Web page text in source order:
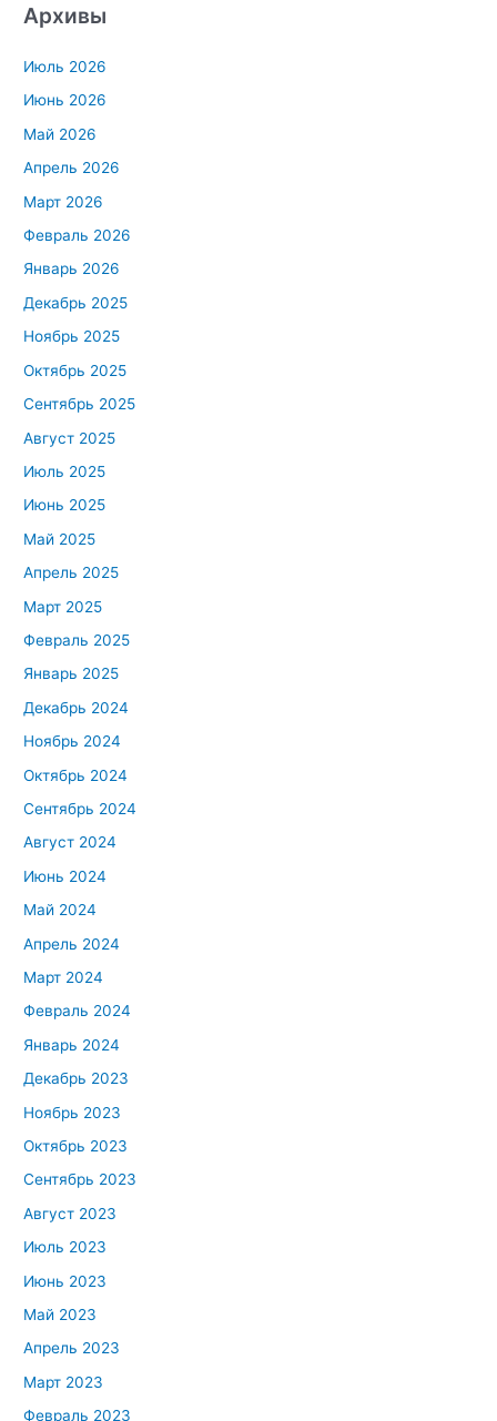
Архивы
Июль 2026
Июнь 2026
Май 2026
Апрель 2026
Март 2026
Февраль 2026
Январь 2026
Декабрь 2025
Ноябрь 2025
Октябрь 2025
Сентябрь 2025
Август 2025
Июль 2025
Июнь 2025
Май 2025
Апрель 2025
Март 2025
Февраль 2025
Январь 2025
Декабрь 2024
Ноябрь 2024
Октябрь 2024
Сентябрь 2024
Август 2024
Июнь 2024
Май 2024
Апрель 2024
Март 2024
Февраль 2024
Январь 2024
Декабрь 2023
Ноябрь 2023
Октябрь 2023
Сентябрь 2023
Август 2023
Июль 2023
Июнь 2023
Май 2023
Апрель 2023
Март 2023
Февраль 2023